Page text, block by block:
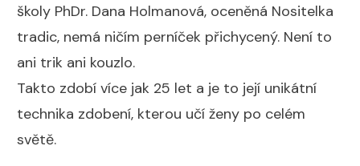
školy PhDr. Dana Holmanová, oceněná Nositelka
tradic, nemá ničím perníček přichycený. Není to
ani trik ani kouzlo.
Takto zdobí více jak 25 let a je to její unikátní
technika zdobení, kterou učí ženy po celém
světě.